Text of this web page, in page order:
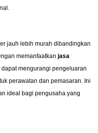
jauh lebih murah dibandingkan
memanfaatkan jasa
dapat mengurangi pengeluaran
perawatan dan pemasaran. Ini
ideal bagi pengusaha yang